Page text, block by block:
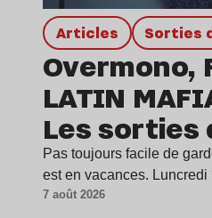
Articles Sorties
Overmono,
LATIN
Les sorties
Pas toujours facile de
est en vacances.
7 août 2026